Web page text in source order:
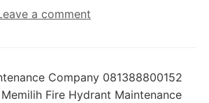
a comment
Company 081388800152
Fire Hydrant Maintenance